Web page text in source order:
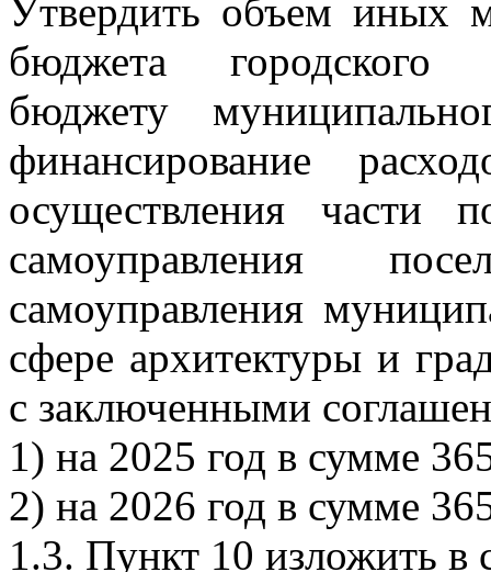
Утвердить объем иных
бюджета городского
бюджету
финансирование
осуществления части
самоуправления
самоуправления
сфере архитектуры и
с заключенными
1) на 2025 год в сумме
2) на 2026 год в сумме
1.3. Пункт 10 изложить